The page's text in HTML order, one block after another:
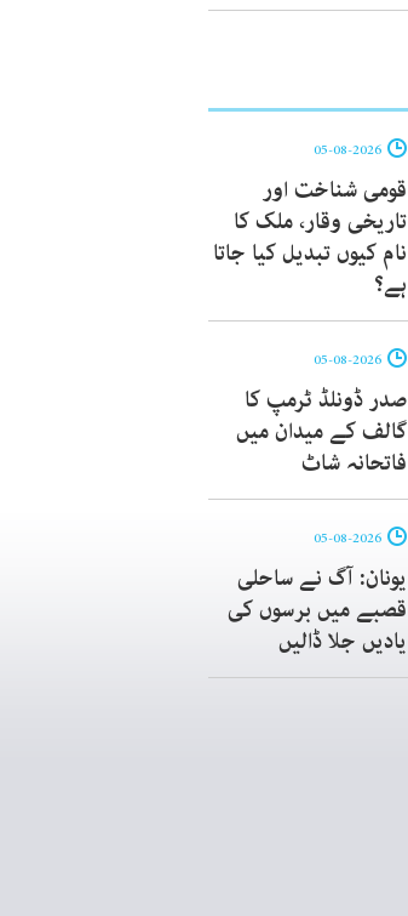
قومی شناخت اور
تاریخی وقار، ملک کا
نام کیوں تبدیل کیا جاتا
ہے؟
صدر ڈونلڈ ٹرمپ کا
گالف کے میدان میں
فاتحانہ شاٹ
یونان: آگ نے ساحلی
قصبے میں برسوں کی
یادیں جلا ڈالیں